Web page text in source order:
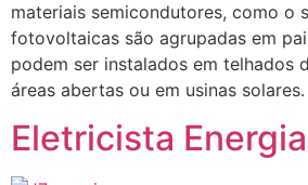
materiais semicondutores, como o
fotovoltaicas são agrupadas em
podem ser instalados em telhados
áreas abertas ou em usinas
Eletricista